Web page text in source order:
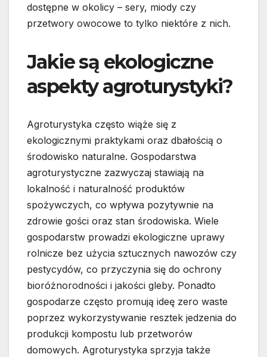
dostępne w okolicy – sery, miody czy
przetwory owocowe to tylko niektóre z nich.
Jakie są ekologiczne
aspekty agroturystyki?
Agroturystyka często wiąże się z
ekologicznymi praktykami oraz dbałością o
środowisko naturalne. Gospodarstwa
agroturystyczne zazwyczaj stawiają na
lokalność i naturalność produktów
spożywczych, co wpływa pozytywnie na
zdrowie gości oraz stan środowiska. Wiele
gospodarstw prowadzi ekologiczne uprawy
rolnicze bez użycia sztucznych nawozów czy
pestycydów, co przyczynia się do ochrony
bioróżnorodności i jakości gleby. Ponadto
gospodarze często promują ideę zero waste
poprzez wykorzystywanie resztek jedzenia do
produkcji kompostu lub przetworów
domowych. Agroturystyka sprzyja także